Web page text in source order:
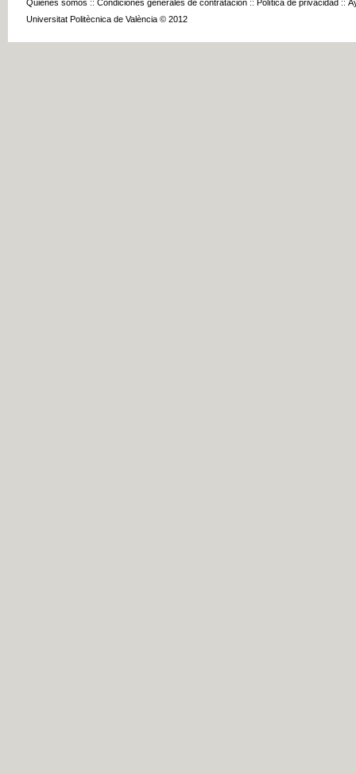
Quienes somos :: Condiciones generales de contratación :: Política de privacidad ::
Universitat Politècnica de València © 2012